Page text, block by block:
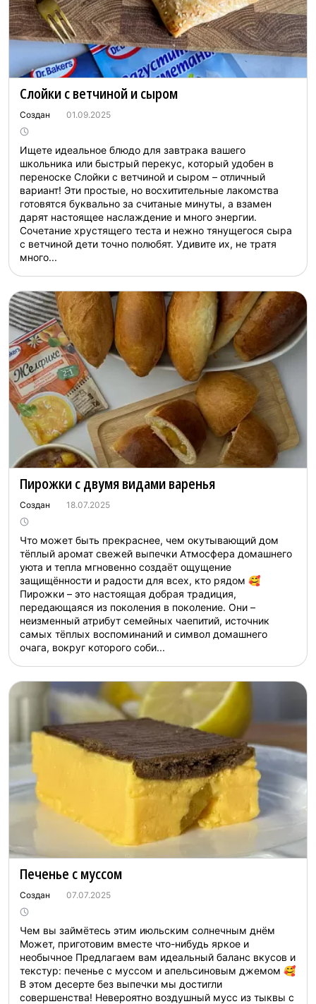
Слойки с ветчиной и сыром
Создан 01.09.2025
Ищете идеальное блюдо для завтрака вашего
школьника или быстрый перекус, который удобен в
переноске Слойки с ветчиной и сыром – отличный
вариант! Эти простые, но восхитительные лакомства
готовятся буквально за считаные минуты, а взамен
дарят настоящее наслаждение и много энергии.
Сочетание хрустящего теста и нежно тянущегося сыра
с ветчиной дети точно полюбят. Удивите их, не тратя
много...
Пирожки с двумя видами варенья
Создан 18.07.2025
Что может быть прекраснее, чем окутывающий дом
тёплый аромат свежей выпечки Атмосфера домашнего
уюта и тепла мгновенно создаёт ощущение
защищённости и радости для всех, кто рядом 🥰
Пирожки – это настоящая добрая традиция,
передающаяся из поколения в поколение. Они –
неизменный атрибут семейных чаепитий, источник
самых тёплых воспоминаний и символ домашнего
очага, вокруг которого соби...
Печенье с муссом
Создан 07.07.2025
Чем вы займётесь этим июльским солнечным днём
Может, приготовим вместе что-нибудь яркое и
необычное Предлагаем вам идеальный баланс вкусов и
текстур: печенье с муссом и апельсиновым джемом 🥰
В этом десерте без выпечки мы достигли
совершенства! Невероятно воздушный мусс из тыквы с